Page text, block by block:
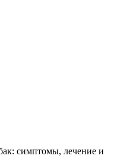
симптомы, лечение и